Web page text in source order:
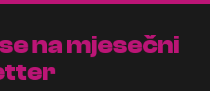
na mjesečni